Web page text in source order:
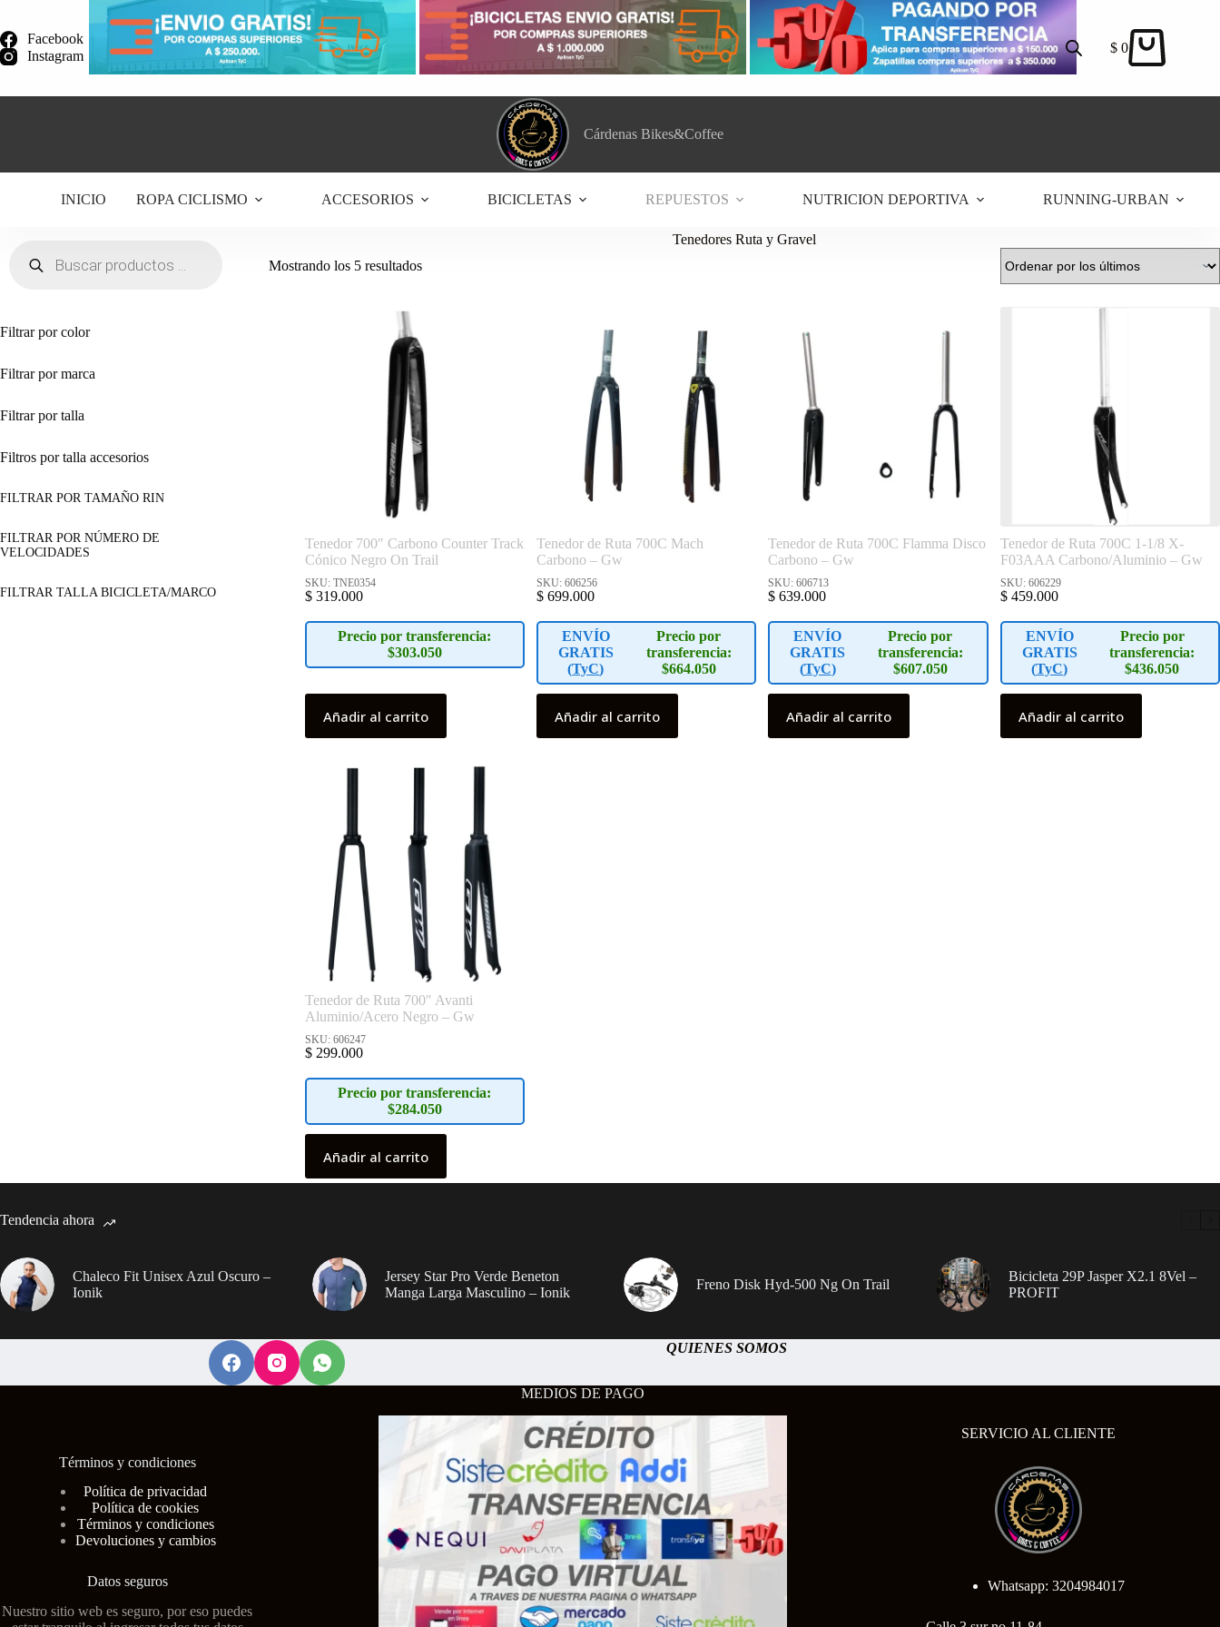
contenidoFacebook
Instagram
Carro
$ 0
Cárdenas Bikes&Coffee
INICIO ROPA CICLISMO ACCESORIOS BICICLETAS REPUESTOS NUTRICION DEPORTIVA RUNNING-URBAN
Tenedores Ruta y Gravel
Mostrando los 5 resultadosOrdenado
Tenedor 700″ Carbono Counter Track
Cónico Negro On Trail
SKU: TNE0354
$319.000
Precio por transferencia:
$303.050
Añadir al carrito
Tenedor de Ruta 700C Mach
Carbono – Gw
SKU: 606256
$ 699.000
ENVÍO
GRATIS
(TyC)
Precio por
transferencia:
$664.050
Añadir al carrito
Tenedor de Ruta 700C Flamma Disco
Carbono – Gw
SKU: 606713
$ 639.000
ENVÍO
GRATIS
(TyC)
Precio por
transferencia:
$607.050
Añadir al carrito
Tenedor de Ruta 700C 1-1/8 X-
F03AAA Carbono/Aluminio – Gw
SKU: 606229
$459.000
ENVÍO
GRATIS
(TyC)
Precio por
transferencia:
$436.050
Añadir al carrito
Tenedor de Ruta 700″ Avanti
Aluminio/Acero Negro – Gw
SKU: 606247
$299.000
Precio por transferencia:
$284.050
Añadir al carrito
productos
Filtrar por color
Filtrar por marca
Filtrar por talla
Filtros por talla accesorios
FILTRAR POR TAMAÑO RIN
FILTRAR POR NÚMERO DE
VELOCIDADES
FILTRAR TALLA BICICLETA/MARCO
Tendencia ahora
Chaleco Fit Unisex Azul Oscuro –
Ionik
Jersey Star Pro Verde Beneton
Manga Larga Masculino – Ionik
Freno Disk Hyd-500 Ng On Trail
Bicicleta 29P Jasper X2.1 8Vel –
PROFIT
QUIENES SOMOS
Términos y condiciones
Política de privacidad
Política de cookies
Términos y condiciones
Devoluciones y cambios
Datos seguros
Nuestro sitio web es seguro, por eso puedes
MEDIOS DE PAGO
SERVICIO AL CLIENTE
Whatsapp: 3204984017